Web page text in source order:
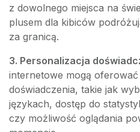
z dowolnego miejsca na
plusem dla kibiców
za granicą.
3. Personalizacja
internetowe mogą
doświadczenia, takie jak
językach, dostęp do
czy możliwość oglądania